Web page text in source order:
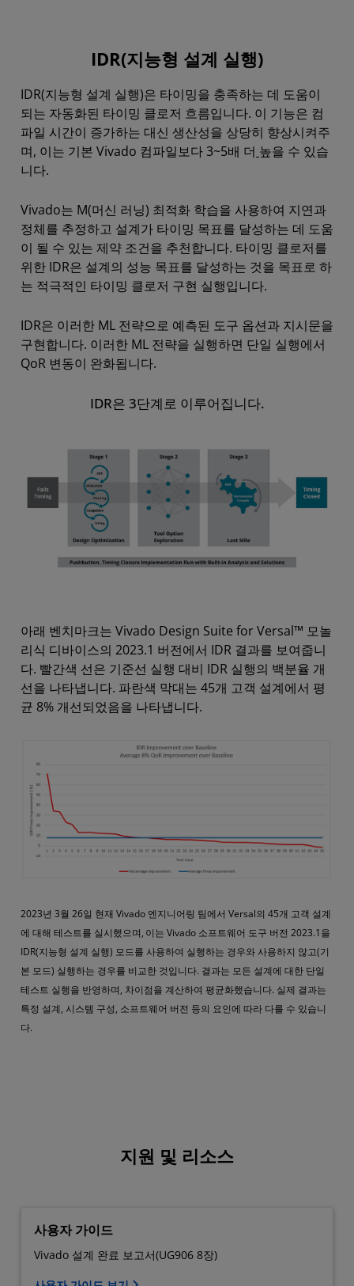
IDR(지능형 설계 실행)
IDR(지능형 설계 실행)은 타이밍을 충족하는 데 도움이
되는 자동화된 타이밍 클로저 흐름입니다. 이 기능은 컴
파일 시간이 증가하는 대신 생산성을 상당히 향상시켜주
며, 이는 기본 Vivado 컴파일보다 3~5배 더 높을 수 있습
니다.
Vivado는 M(머신 러닝) 최적화 학습을 사용하여 지연과
정체를 추정하고 설계가 타이밍 목표를 달성하는 데 도움
이 될 수 있는 제약 조건을 추천합니다. 타이밍 클로저를
위한 IDR은 설계의 성능 목표를 달성하는 것을 목표로 하
는 적극적인 타이밍 클로저 구현 실행입니다.
IDR은 이러한 ML 전략으로 예측된 도구 옵션과 지시문을
구현합니다. 이러한 ML 전략을 실행하면 단일 실행에서
QoR 변동이 완화됩니다.
IDR은 3단계로 이루어집니다.
아래 벤치마크는 Vivado Design Suite for Versal™ 모놀
리식 디바이스의 2023.1 버전에서 IDR 결과를 보여줍니
다. 빨간색 선은 기준선 실행 대비 IDR 실행의 백분율 개
선을 나타냅니다. 파란색 막대는 45개 고객 설계에서 평
균 8% 개선되었음을 나타냅니다.
2023년 3월 26일 현재 Vivado 엔지니어링 팀에서 Versal의 45개 고객 설계
에 대해 테스트를 실시했으며, 이는 Vivado 소프트웨어 도구 버전 2023.1을
IDR(지능형 설계 실행) 모드를 사용하여 실행하는 경우와 사용하지 않고(기
본 모드) 실행하는 경우를 비교한 것입니다. 결과는 모든 설계에 대한 단일
테스트 실행을 반영하며, 차이점을 계산하여 평균화했습니다. 실제 결과는
특정 설계, 시스템 구성, 소프트웨어 버전 등의 요인에 따라 다를 수 있습니
다.
지원 및 리소스
사용자 가이드
Vivado 설계 완료 보고서(UG906 8장)